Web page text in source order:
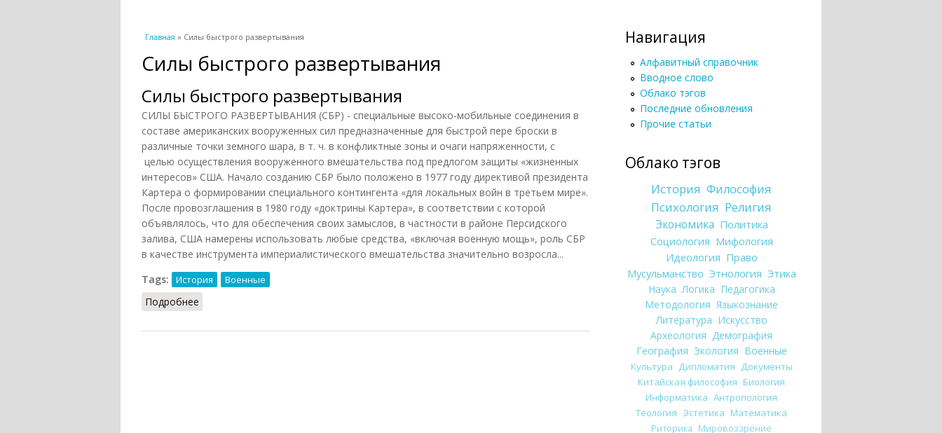
Вы здесь
Главная » Силы быстрого развертывания
Силы быстрого развертывания
Силы быстрого развертывания
СИЛЫ БЫСТРОГО РАЗВЕРТЫВАНИЯ (СБР) - специальные высоко-мобильные соединения в
составе американских вооруженных сил предназначенные для быстрой пере броски в
различные точки земного шара, в т. ч. в конфликтные зоны и очаги напряженности, с
целью осуществления вооруженного вмешательства под предлогом защиты «жизненных
интересов» США. Начало созданию СБР было положено в 1977 году директивой президента
Картера о формировании специального контингента «для локальных войн в третьем мире».
После провозглашения в 1980 году «доктрины Картера», в соответствии с которой
объявлялось, что для обеспечения своих замыслов, в частности в районе Персидского
залива, США намерены использовать любые средства, «включая военную мощь», роль СБР
в качестве инструмента империалистического вмешательства значительно возросла...
Tags:
История Военные
Подробнее
Навигация
Алфавитный справочник
Вводное слово
Облако тэгов
Последние обновления
Прочие статьи
Облако тэгов
История Философия
Психология Религия
Экономика Политика
Социология Мифология
Идеология Право
Мусульманство Этнология Этика
Наука Логика Педагогика
Методология Языкознание
Литература Искусство
Археология Демография
География Экология Военные
Культура Дипломатия Документы
Китайская философия Биология
Информатика Антропология
Теология Эстетика Математика
Риторика Мировоззрение